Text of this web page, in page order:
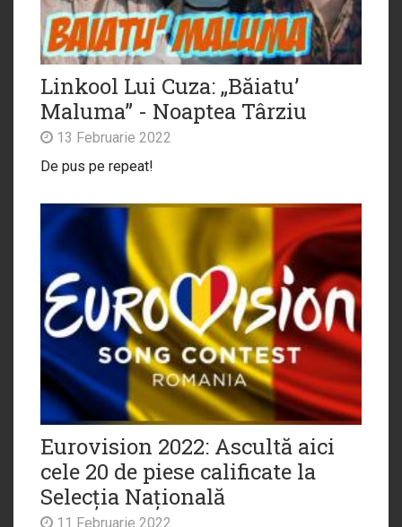
Linkool Lui Cuza: „Băiatu’
Maluma” - Noaptea Târziu
13 Februarie 2022
De pus pe repeat!
Eurovision 2022: Ascultă aici
cele 20 de piese calificate la
Selecția Națională
11 Februarie 2022